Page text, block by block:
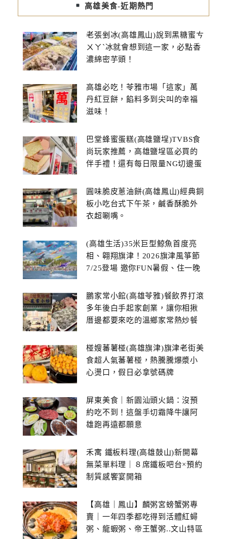
高雄美食-近期熱門
老張剉冰(高雄鳳山)說到黑糖蜜ㄘ
ㄨㄚˋ冰就會想到這一家，必點香
濃綿密芋頭！
高雄必吃！苓雅市場「這家」萬
丹紅豆餅，餡料多到尖叫的幸福
滋味！
巴堂蜂蜜蛋糕(高雄鹽埕)TVBS食
尚玩家推薦，高雄鹽埕區必買的
伴手禮！還有每日限量NG切邊蛋
圓味脆皮蔥油餅(高雄鳳山)經典銅
板小吃台式下午茶，鹹香酥脆外
衣超唰嘴。
(高雄生活)35米巨型鯨魚首度亮
相、翱翔旗津！2026旗津風箏節
7/25登場 邀你FUN暑假、住一晚
鵬家常小館(高雄苓雅)餐飲界打滾
多年後白手起家創業，讓你相揪
厝邊都要來吃的溫鄉家常熱炒餐
椪嫂蕃薯椪(高雄旗津)旗津老街美
食超人氣蕃薯椪，熱騰騰爆漿小
心燙口，假日必拿號碼牌
屏東美食｜新園汕頭火鍋：沒預
約吃不到！這盤手切霜降牛讓阿
雄跑再遠都願意
禾寓 鐵板料理(高雄鼓山)新開幕
無菜單料理｜８席鐵板吧台×預約
制質感饗宴開箱
【高雄｜鳳山】麟粥宮螃蟹粥專
賣｜一年四季都吃得到活體紅蟳
粥、龍蝦粥、帝王蟹粥..文山特區